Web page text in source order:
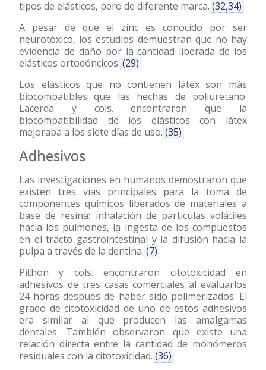
tipos de elásticos, pero de diferente marca. (32,34)
A pesar de que el zinc es conocido por ser
neurotóxico, los estudios demuestran que no hay
evidencia de daño por la cantidad liberada de los
elásticos ortodóncicos. (29)
Los elásticos que no contienen látex son más
biocompatibles que las hechas de poliuretano.
Lacerda y cols. encontraron que la
biocompatibilidad de los elásticos con látex
mejoraba a los siete días de uso. (35)
Adhesivos
Las investigaciones en humanos demostraron que
existen tres vías principales para la toma de
componentes químicos liberados de materiales a
base de resina: inhalación de partículas volátiles
hacia los pulmones, la ingesta de los compuestos
en el tracto gastrointestinal y la difusión hacia la
pulpa a través de la dentina. (7)
Pithon y cols. encontraron citotoxicidad en
adhesivos de tres casas comerciales al evaluarlos
24 horas después de haber sido polimerizados. El
grado de citotoxicidad de uno de estos adhesivos
era similar al que producen las amalgamas
dentales. También observaron que existe una
relación directa entre la cantidad de monómeros
residuales con la citotoxicidad. (36)